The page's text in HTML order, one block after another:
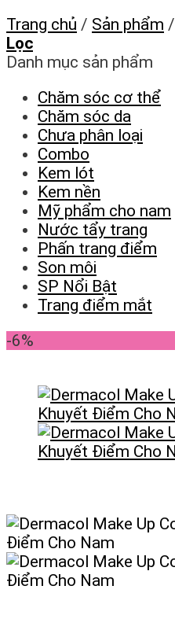
Trang chủ / Sản phẩm /
Lọc
Danh mục sản phẩm
Chăm sóc cơ thể
Chăm sóc da
Chưa phân loại
Combo
Kem lót
Kem nền
Mỹ phẩm cho nam
Nước tẩy trang
Phấn trang điểm
Son môi
SP Nổi Bật
Trang điểm mắt
-6%